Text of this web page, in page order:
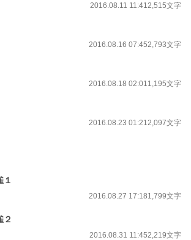
2016.08.11 11:412,515文字
2016.08.16 07:452,793文字
2016.08.18 02:011,195文字
2016.08.23 01:212,097文字
１
2016.08.27 17:181,799文字
２
2016.08.31 11:452,219文字